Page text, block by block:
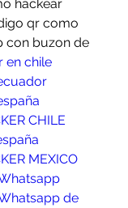
hackear
qr como
con buzon de
en chile
CHILE
MEXICO
de